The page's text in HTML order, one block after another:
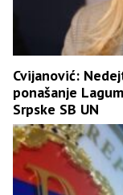
Cvijanović:
ponašanje
Srpske SB UN